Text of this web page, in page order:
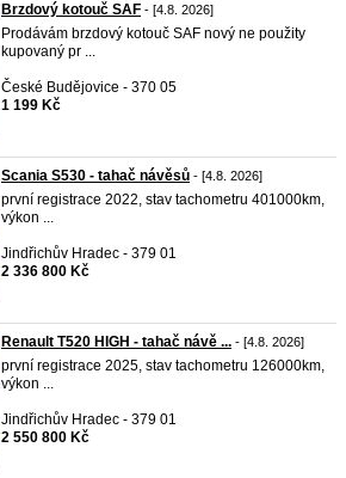
Brzdový kotouč SAF - [4.8. 2026]
Prodávám brzdový kotouč SAF nový ne použity
kupovaný pr ...
České Budějovice - 370 05
1 199 Kč
Scania S530 - tahač návěsů - [4.8. 2026]
první registrace 2022, stav tachometru 401000km,
výkon ...
Jindřichův Hradec - 379 01
2 336 800 Kč
Renault T520 HIGH - tahač návě ... - [4.8. 2026]
první registrace 2025, stav tachometru 126000km,
výkon ...
Jindřichův Hradec - 379 01
2 550 800 Kč